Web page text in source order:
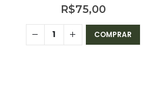
R$75,00
COMPRAR